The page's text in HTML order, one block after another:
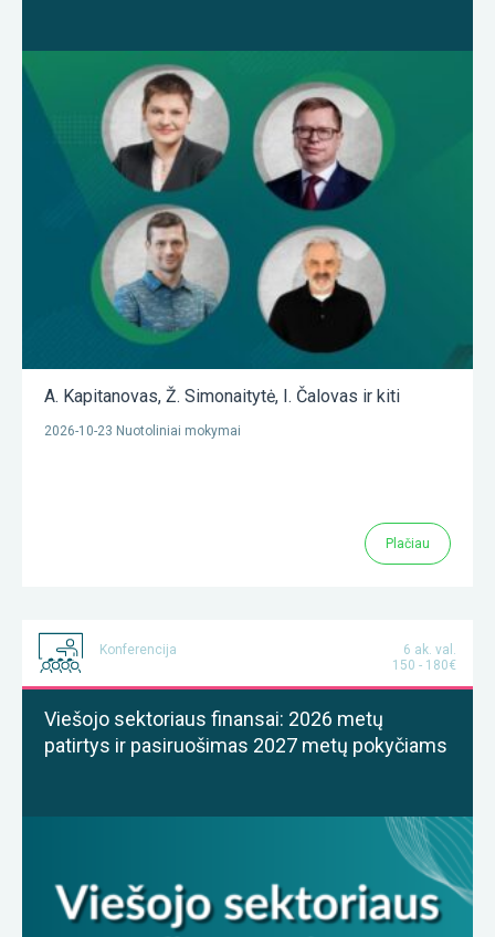
A. Kapitanovas, Ž. Simonaitytė, I. Čalovas ir kiti
2026-10-23 Nuotoliniai mokymai
Plačiau
Konferencija
6 ak. val.
150 - 180€
Viešojo sektoriaus finansai: 2026 metų
patirtys ir pasiruošimas 2027 metų pokyčiams